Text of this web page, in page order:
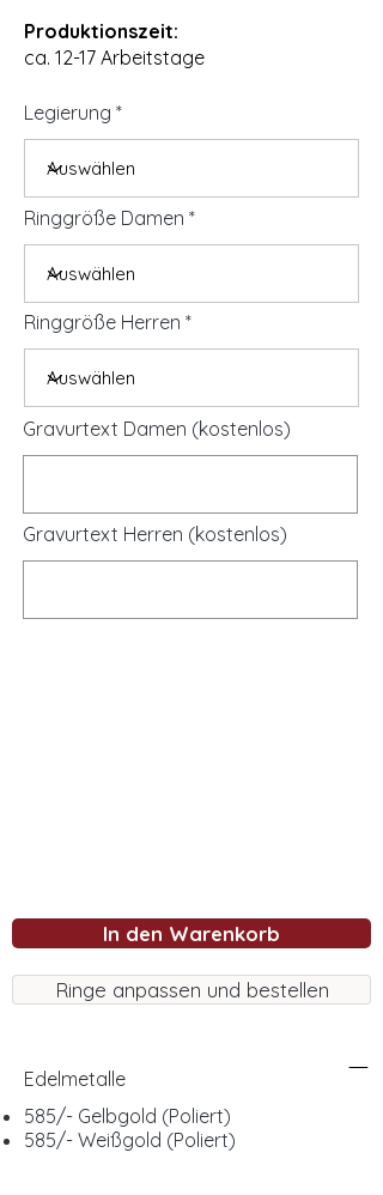
Produktionszeit:
ca. 12-17 Arbeitstage
Legierung
Ringgröße Damen
Ringgröße Herren
Gravurtext Damen (kostenlos)
Gravurtext Herren (kostenlos)
In den Warenkorb
Ringe anpassen und bestellen
Edelmetalle
585/- Gelbgold (Poliert)
585/- Weißgold (Poliert)